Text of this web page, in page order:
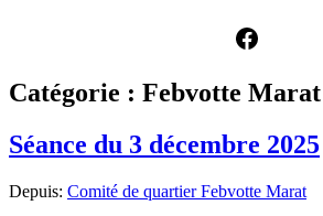
Facebook
Catégorie : Febvotte Marat
Séance du 3 décembre 2025
Depuis: Comité de quartier Febvotte Marat